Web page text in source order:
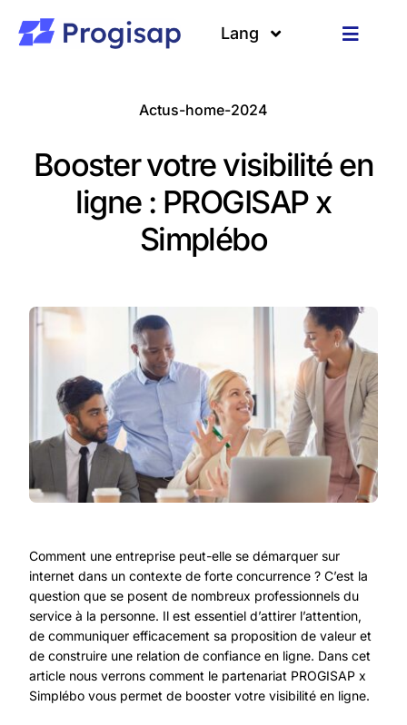
contenu
Toggle
Lang
Actus-home-2024
Booster votre visibilité en
ligne : PROGISAP x
Simplébo
Comment une entreprise peut-elle se démarquer sur
internet dans un contexte de forte concurrence ? C’est la
question que se posent de nombreux professionnels du
service à la personne. Il est essentiel d’attirer l’attention,
de communiquer efficacement sa proposition de valeur et
de construire une relation de confiance en ligne. Dans cet
article nous verrons comment le partenariat PROGISAP x
Simplébo vous permet de booster votre visibilité en ligne.